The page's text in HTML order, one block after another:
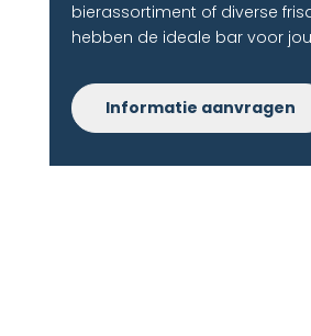
bierassortiment of diverse
hebben de ideale bar voor
Informatie aanvragen